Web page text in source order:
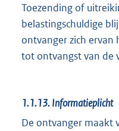
Toezending of
belastingschuldige
ontvanger zich
tot ontvangst van de
1.1.13.Informatieplicht
De ontvanger maakt